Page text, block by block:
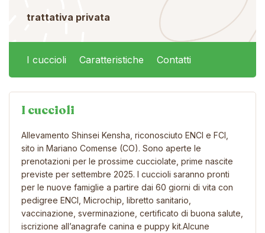
trattativa privata
I cuccioli Caratteristiche Contatti
I cuccioli
Allevamento Shinsei Kensha, riconosciuto ENCI e FCI,
sito in Mariano Comense (CO). Sono aperte le
prenotazioni per le prossime cucciolate, prime nascite
previste per settembre 2025. I cuccioli saranno pronti
per le nuove famiglie a partire dai 60 giorni di vita con
pedigree ENCI, Microchip, libretto sanitario,
vaccinazione, sverminazione, certificato di buona salute,
iscrizione all’anagrafe canina e puppy kit.Alcune